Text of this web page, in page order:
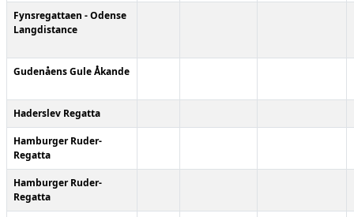
Fynsregattaen - Odense
Langdistance
Gudenåens Gule Åkande
Haderslev Regatta
Hamburger Ruder-
Regatta
Hamburger Ruder-
Regatta